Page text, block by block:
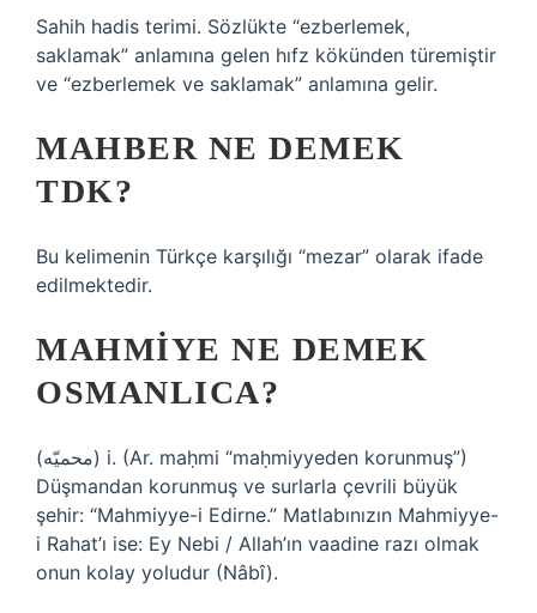
Sahih hadis terimi. Sözlükte “ezberlemek,
saklamak” anlamına gelen hıfz kökünden türemiştir
ve “ezberlemek ve saklamak” anlamına gelir.
MAHBER NE DEMEK
TDK?
Bu kelimenin Türkçe karşılığı “mezar” olarak ifade
edilmektedir.
MAHMIYE NE DEMEK
OSMANLICA?
(ﻣﺤﻤﻴّﻪ) i. (Ar. maḥmі “maḥmiyyeden korunmuş”)
Düşmandan korunmuş ve surlarla çevrili büyük
şehir: “Mahmiyye-i Edirne.” Matlabınızın Mahmiyye-
i Rahat’ı ise: Ey Nebi / Allah’ın vaadine razı olmak
onun kolay yoludur (Nâbî).